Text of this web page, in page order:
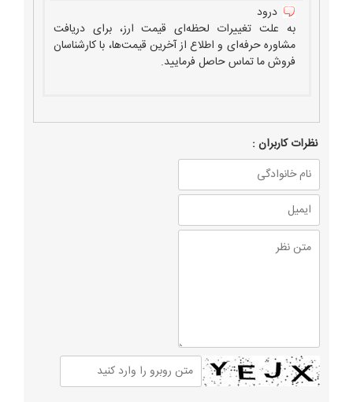
درود
به علت تغییرات لحظه‌ای قیمت ارز، برای دریافت
مشاوره حرفه‌ای و اطلاع از آخرین قیمت‌ها، با کارشناسان
فروش ما تماس حاصل فرمایید.
نظرات كاربران :